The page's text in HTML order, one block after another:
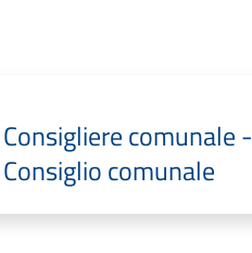
Consigliere comunale -
Consiglio comunale